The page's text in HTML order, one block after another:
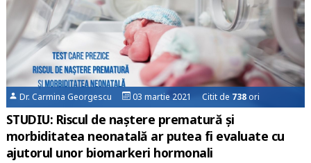
Dr. Carmina Georgescu 03 martie 2021 Citit de 738ori
STUDIU: Riscul de naștere prematură și
morbiditatea neonatală ar putea fi evaluate cu
ajutorul unor biomarkeri hormonali